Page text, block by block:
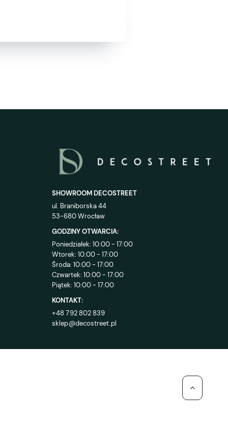
SHOWROOM DECOSTREET
ul. Braniborska 44
53-680 Wrocław
GODZINY OTWARCIA:
Poniedziałek: 10:00 - 17:00
Wtorek: 10:00 - 17:00
Środa: 10:00 - 17:00
Czwartek: 10:00 - 17:00
Piątek: 10:00 - 17:00
KONTAKT:
+48 792 802 839
sklep@decostreet.pl